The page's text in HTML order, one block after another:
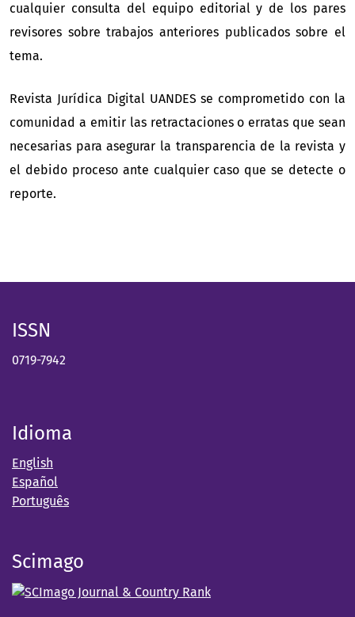
cualquier consulta del equipo editorial y de los pares
revisores sobre trabajos anteriores publicados sobre el
tema.
Revista Jurídica Digital UANDES se comprometido con la
comunidad a emitir las retractaciones o erratas que sean
necesarias para asegurar la transparencia de la revista y
el debido proceso ante cualquier caso que se detecte o
reporte.
ISSN
0719-7942
Idioma
English
Español
Português
Scimago